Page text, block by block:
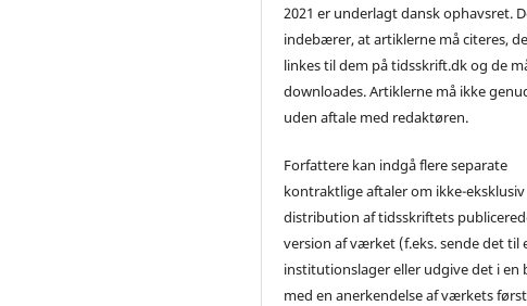
2021 er underlagt dansk ophavsret.
indebærer, at artiklerne må citeres,
linkes til dem på tidsskrift.dk og de
downloades. Artiklerne må ikke
uden aftale med redaktøren.
Forfattere kan indgå flere separate
kontraktlige aftaler om ikke-eksklusiv
distribution af tidsskriftets
version af værket (f.eks. sende det til
institutionslager eller udgive det i en
med en anerkendelse af værkets